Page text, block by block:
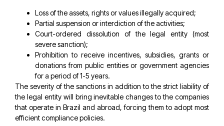
Loss of the assets, rights or values illegally acquired;
Partial suspension or interdiction of the activities;
Court-ordered dissolution of the legal entity (most
severe sanction);
Prohibition to receive incentives, subsidies, grants or
donations from public entities or government agencies
for a period of 1-5 years.
The severity of the sanctions in addition to the strict liability of
the legal entity will bring inevitable changes to the companies
that operate in Brazil and abroad, forcing them to adopt most
efficient compliance policies.